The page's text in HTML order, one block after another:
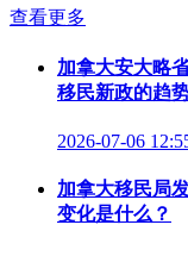
查看更多
加拿大安大略
移民新政的趋
2026-07-06
加拿大移民局
变化是什么？